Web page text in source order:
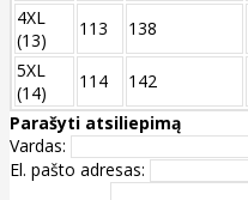
4XL
(13)
113 138
5XL
(14)
114 142
Parašyti atsiliepimą
Vardas:
El. pašto adresas: